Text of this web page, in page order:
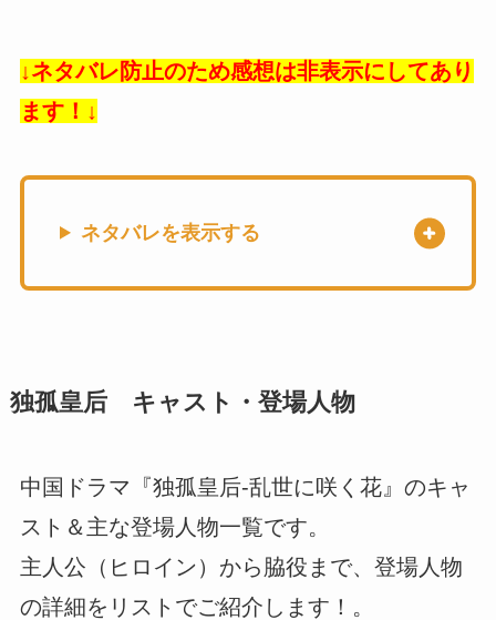
↓ネタバレ防止のため感想は非表示にしてあり
ます！↓
ネタバレを表示する
独孤皇后 キャスト・登場人物
中国ドラマ『独孤皇后-乱世に咲く花』のキャ
スト＆主な登場人物一覧です。
主人公（ヒロイン）から脇役まで、登場人物
の詳細をリストでご紹介します！。